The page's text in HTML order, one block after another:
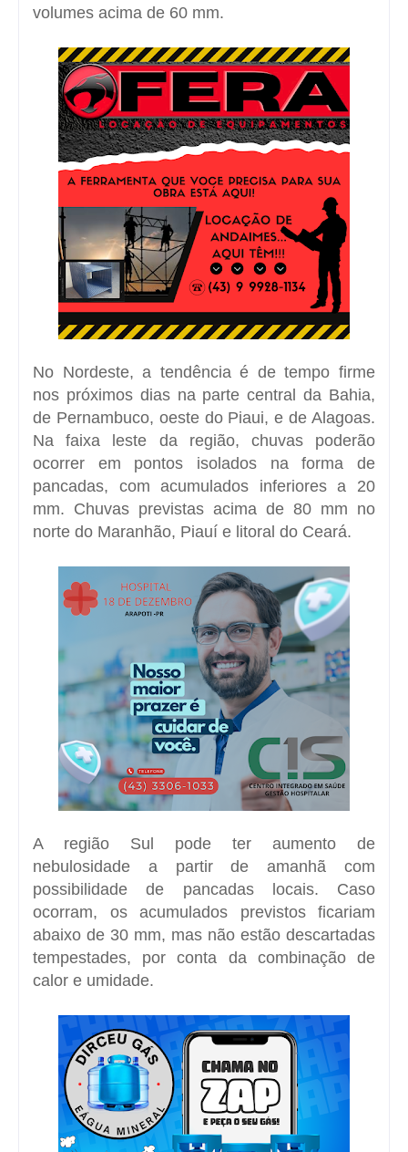
volumes acima de 60 mm.
No Nordeste, a tendência é de tempo firme
nos próximos dias na parte central da Bahia,
de Pernambuco, oeste do Piaui, e de Alagoas.
Na faixa leste da região, chuvas poderão
ocorrer em pontos isolados na forma de
pancadas, com acumulados inferiores a 20
mm. Chuvas previstas acima de 80 mm no
norte do Maranhão, Piauí e litoral do Ceará.
A região Sul pode ter aumento de
nebulosidade a partir de amanhã com
possibilidade de pancadas locais. Caso
ocorram, os acumulados previstos ficariam
abaixo de 30 mm, mas não estão descartadas
tempestades, por conta da combinação de
calor e umidade.